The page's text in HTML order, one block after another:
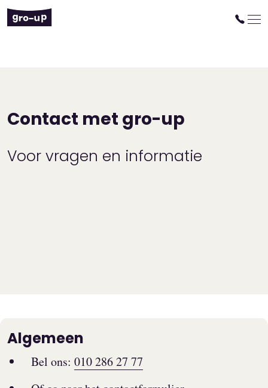
Contact met gro-up
Voor vragen en informatie
Algemeen
Bel ons: 010 286 27 77